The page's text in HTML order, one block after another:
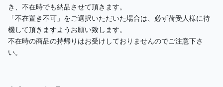
き、不在時でも納品させて頂きます。
「不在置き不可」をご選択いただいた場合は、必ず荷受人様に待
機して頂きますようお願い致します。
不在時の商品の持帰りはお受けしておりませんのでご注意下さ
い。